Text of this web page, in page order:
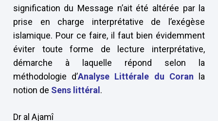
signification du Message n’ait été altérée par la
prise en charge interprétative de l’exégèse
islamique. Pour ce faire, il faut bien évidemment
éviter toute forme de lecture interprétative,
démarche à laquelle répond selon la
méthodologie d’Analyse Littérale du Coran
la
notion de Sens littéral .
Dr al Ajamî